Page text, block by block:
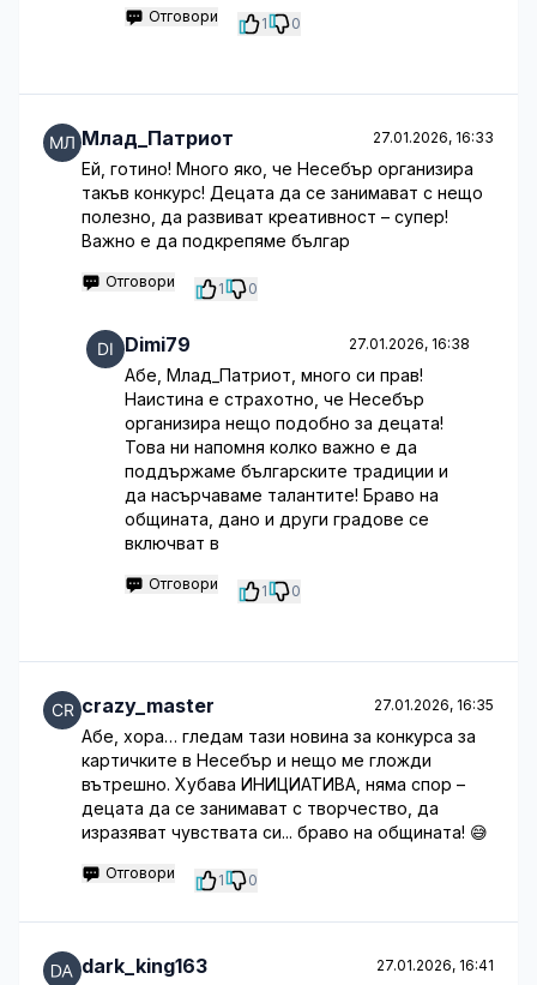
Отговори 1 0
Млад_Патриот 27.01.2026, 16:33
Ей, готино! Много яко, че Несебър организира
такъв конкурс! Децата да се занимават с нещо
полезно, да развиват креативност – супер!
Важно е да подкрепяме българ
Отговори 1 0
Dimi79 27.01.2026, 16:38
Абе, Млад_Патриот, много си прав!
Наистина е страхотно, че Несебър
организира нещо подобно за децата!
Това ни напомня колко важно е да
поддържаме българските традиции и
да насърчаваме талантите! Браво на
общината, дано и други градове се
включват в
Отговори 1 0
crazy_master 27.01.2026, 16:35
Абе, хора… гледам тази новина за конкурса за
картичките в Несебър и нещо ме гложди
вътрешно. Хубава ИНИЦИАТИВА, няма спор –
децата да се занимават с творчество, да
изразяват чувствата си... браво на общината! 😅
Отговори 1 0
dark_king163 27.01.2026, 16:41